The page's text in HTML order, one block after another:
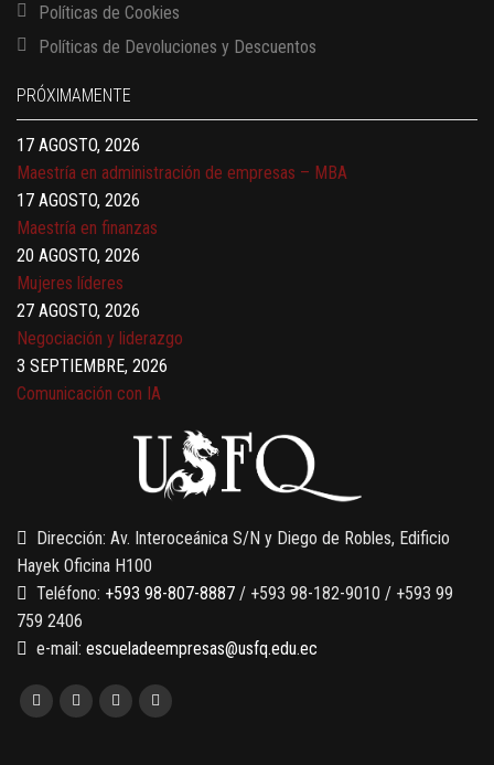
Políticas de Cookies
Políticas de Devoluciones y Descuentos
PRÓXIMAMENTE
13 AGOSTO, 2026
Finanzas para no financieros
Gerencia de empresas familiares
Maestría en administración de empresas – MBA
17 AGOSTO, 2026
Maestría en finanzas
20 AGOSTO, 2026
Mujeres líderes
27 AGOSTO, 2026
Negociación y liderazgo
3 SEPTIEMBRE, 2026
Comunicación con IA
7 SEPTIEMBRE, 2026
Gobernanza de datos
Finanzas para no financieros
Dirección: Av. Interoceánica S/N y Diego de Robles, Edificio
Hayek Oficina H100
Teléfono: +593 98-807-8887 / +593 98-182-9010 / +593 99
759 2406
e-mail: escueladeempresas@usfq.edu.ec